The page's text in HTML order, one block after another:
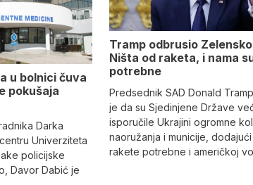
u bolnici čuva
pokušaja
Darka
Univerziteta
policijske
Davor Dabić je
Tramp odbrusio
Ništa od raketa, i nama
potrebne
Predsednik SAD Donald
je da su Sjedinjene Države
isporučile Ukrajini ogromne
naoružanja i municije,
rakete potrebne i američkoj